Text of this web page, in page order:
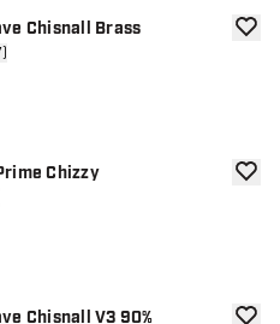
Chisnall Brass
recenzji
Chizzy
recenzji
Chisnall V3 90%